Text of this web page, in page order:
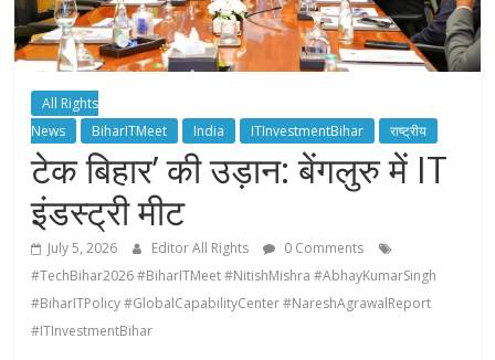
All Rights
News
BiharITMeet India ITInvestmentBihar राष्ट्रीय
टेक बिहार’ की उड़ान: बेंगलुरु में IT
इंडस्ट्री मीट
July 5, 2026 Editor All Rights
0 Comments
#TechBihar2026 #BiharITMeet #NitishMishra #AbhayKumarSingh
#BiharITPolicy #GlobalCapabilityCenter #NareshAgrawalReport
#ITInvestmentBihar